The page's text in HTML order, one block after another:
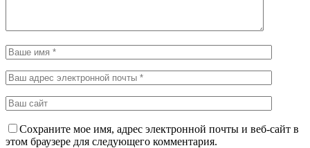
Сохраните мое имя, адрес электронной почты и веб-сайт в
этом браузере для следующего комментария.